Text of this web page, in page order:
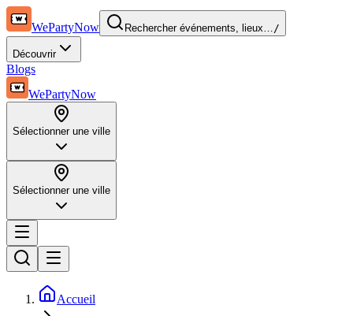
WePartyNow Rechercher événements, lieux…/
Découvrir
Blogs
WePartyNow
Sélectionner une ville
Sélectionner une ville
Accueil